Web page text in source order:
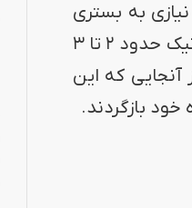
نیازی به بستری
شدن در بیمارستان نیست و بیمار معمولاً بلافاصله پس از عمل مرخص می شود. عمل لیپوماتیک حدود ۲ تا ۳
آنجایی که این
بازگردند.